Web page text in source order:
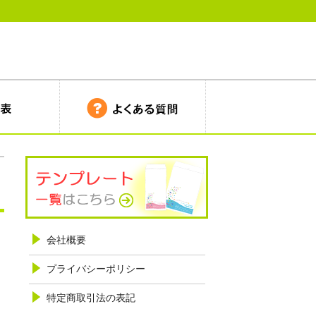
会社概要
プライバシーポリシー
特定商取引法の表記